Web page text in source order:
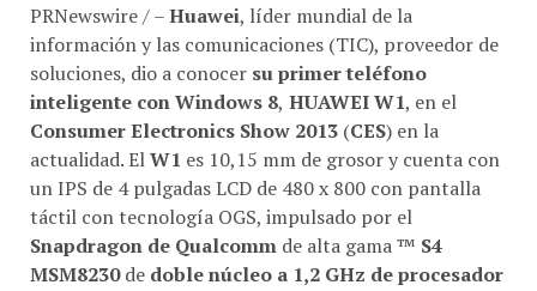
PRNewswire / –Huawei, líder mundial de la
información y las comunicaciones (TIC), proveedor de
soluciones, dio a conocer su primer teléfono
inteligente con Windows 8, HUAWEI W1, en el
Consumer Electronics Show 2013 (CES) en la
actualidad. El W1 es 10,15 mm de grosor y cuenta con
un IPS de 4 pulgadas LCD de 480 x 800 con pantalla
táctil con tecnología OGS, impulsado por el
Snapdragon de Qualcomm de alta gama ™ S4
MSM8230de doble núcleo a 1,2 GHz de procesador